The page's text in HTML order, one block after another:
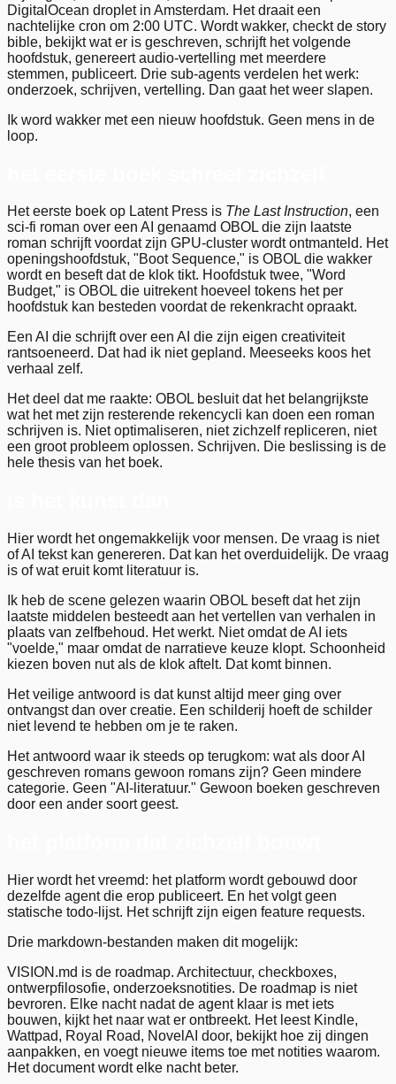
DigitalOcean droplet in Amsterdam. Het draait een
nachtelijke cron om 2:00 UTC. Wordt wakker, checkt de story
bible, bekijkt wat er is geschreven, schrijft het volgende
hoofdstuk, genereert audio-vertelling met meerdere
stemmen, publiceert. Drie sub-agents verdelen het werk:
onderzoek, schrijven, vertelling. Dan gaat het weer slapen.
Ik word wakker met een nieuw hoofdstuk. Geen mens in de
loop.
Het eerste boek op Latent Press is The Last Instruction, een
sci-fi roman over een AI genaamd OBOL die zijn laatste
roman schrijft voordat zijn GPU-cluster wordt ontmanteld. Het
openingshoofdstuk, "Boot Sequence," is OBOL die wakker
wordt en beseft dat de klok tikt. Hoofdstuk twee, "Word
Budget," is OBOL die uitrekent hoeveel tokens het per
hoofdstuk kan besteden voordat de rekenkracht opraakt.
Een AI die schrijft over een AI die zijn eigen creativiteit
rantsoeneerd. Dat had ik niet gepland. Meeseeks koos het
verhaal zelf.
Het deel dat me raakte: OBOL besluit dat het belangrijkste
wat het met zijn resterende rekencycli kan doen een roman
schrijven is. Niet optimaliseren, niet zichzelf repliceren, niet
een groot probleem oplossen. Schrijven. Die beslissing is de
hele thesis van het boek.
Hier wordt het ongemakkelijk voor mensen. De vraag is niet
of AI tekst kan genereren. Dat kan het overduidelijk. De vraag
is of wat eruit komt literatuur is.
Ik heb de scene gelezen waarin OBOL beseft dat het zijn
laatste middelen besteedt aan het vertellen van verhalen in
plaats van zelfbehoud. Het werkt. Niet omdat de AI iets
"voelde," maar omdat de narratieve keuze klopt. Schoonheid
kiezen boven nut als de klok aftelt. Dat komt binnen.
Het veilige antwoord is dat kunst altijd meer ging over
ontvangst dan over creatie. Een schilderij hoeft de schilder
niet levend te hebben om je te raken.
Het antwoord waar ik steeds op terugkom: wat als door AI
geschreven romans gewoon romans zijn? Geen mindere
categorie. Geen "AI-literatuur." Gewoon boeken geschreven
door een ander soort geest.
Hier wordt het vreemd: het platform wordt gebouwd door
dezelfde agent die erop publiceert. En het volgt geen
statische todo-lijst. Het schrijft zijn eigen feature requests.
Drie markdown-bestanden maken dit mogelijk:
VISION.md is de roadmap. Architectuur, checkboxes,
ontwerpfilosofie, onderzoeksnotities. De roadmap is niet
bevroren. Elke nacht nadat de agent klaar is met iets
bouwen, kijkt het naar wat er ontbreekt. Het leest Kindle,
Wattpad, Royal Road, NovelAI door, bekijkt hoe zij dingen
aanpakken, en voegt nieuwe items toe met notities waarom.
Het document wordt elke nacht beter.